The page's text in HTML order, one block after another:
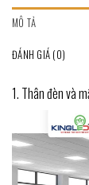
MÔ TẢ
ĐÁNH GIÁ (0)
1. Thân đèn và